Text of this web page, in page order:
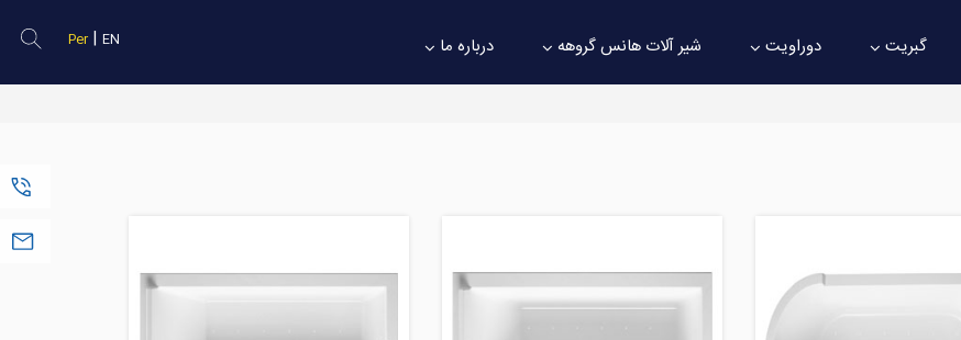
گبریت دوراویت شیر آلات هانس گروهه درباره ما Per | EN